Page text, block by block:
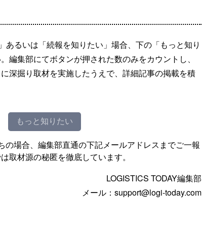
あるいは「続報を知りたい」場合、下の「もっと知り
編集部にてボタンが押された数のみをカウントし、
深掘り取材を実施したうえで、詳細記事の掲載を積
もっと知りたい
の場合、編集部直通の下記メールアドレスまでご一報
取材源の秘匿を徹底しています。
LOGISTICS TODAY編集部
メール：support@logi-today.com